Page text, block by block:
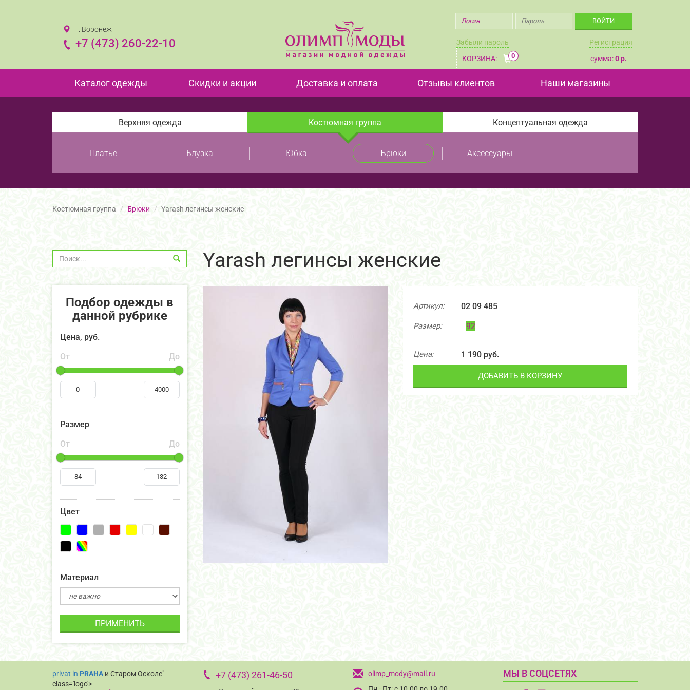
Забыли пароль Регистрация
0
КОРЗИНА: сумма:0 р.
г. Воронеж
+7 (473) 260-22-10
Каталог одежды Скидки и акции Доставка и оплата Отзывы клиентов Наши магазины
Верхняя одежда Костюмная группа Концептуальная одежда
Платье Блузка Юбка Брюки Аксессуары
Костюмная группа Брюки Yarash легинсы женские
Подбор одежды в
данной рубрике
Цена, руб.
От
До
Размер
От
До
Цвет
Материал
ПРИМЕНИТЬ
Yarash легинсы женские
Артикул: 02 09 485
Размер: 92
Цена: 1 190 руб.
ДОБАВИТЬ В КОРЗИНУ
privat in PRAHAи Старом Осколе"
class='logo'>
+7 (473) 261-46-50
olimp_mody@mail.ru
МЫ В СОЦСЕТЯХ